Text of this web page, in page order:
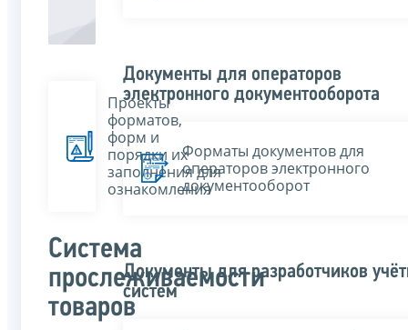
Проекты
форматов,
форм и
порядки их
заполнения для
ознакомления
Система
прослеживаемости
товаров
Документы для операторов
электронного документооборота
Форматы документов для
операторов электронного
документооборот
Документы для разработчиков
систем